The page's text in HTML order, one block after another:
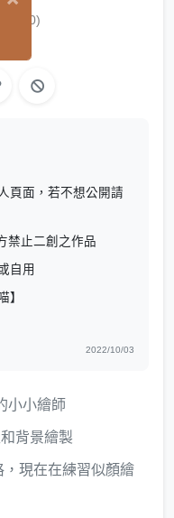
(0)
頁面，若不想公開請
禁止二創之作品
自用
】
2022/10/03
小小繪師
背景繪製
現在在練習似顏繪